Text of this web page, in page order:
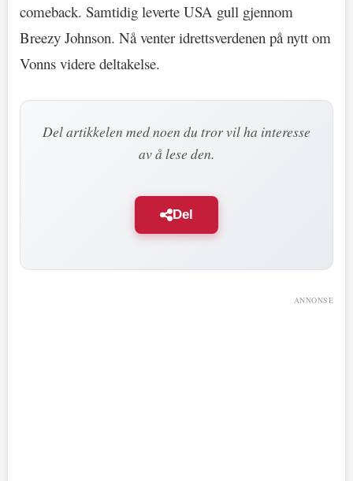
comeback. Samtidig leverte USA gull gjennom
Breezy Johnson. Nå venter idrettsverdenen på nytt om
Vonns videre deltakelse.
Del artikkelen med noen du tror vil ha interesse
av å lese den.
Del
ANNONSE